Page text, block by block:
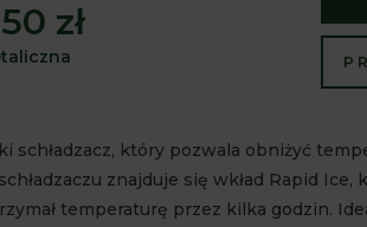
zł
schładzacz, który pozwala obniżyć
znajduje się wkład Rapid
temperaturę przez kilka godzin.